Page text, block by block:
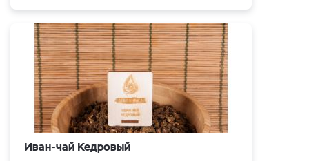
Иван-чай Кедровый